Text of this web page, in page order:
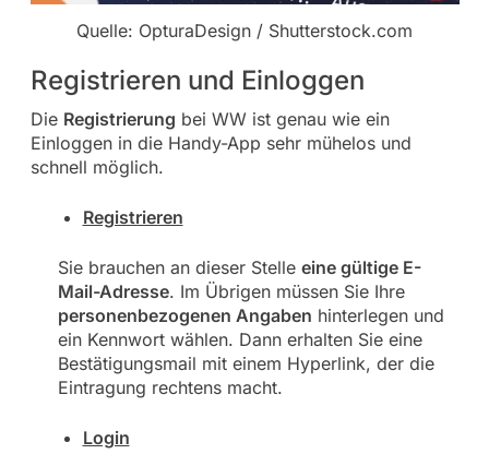
Quelle: OpturaDesign / Shutterstock.com
Registrieren und Einloggen
Die Registrierung bei WW ist genau wie ein
Einloggen in die Handy-App sehr mühelos und
schnell möglich.
Registrieren
Sie brauchen an dieser Stelle eine gültige E-
Mail-Adresse. Im Übrigen müssen Sie Ihre
personenbezogenen Angaben hinterlegen und
ein Kennwort wählen. Dann erhalten Sie eine
Bestätigungsmail mit einem Hyperlink, der die
Eintragung rechtens macht.
Login